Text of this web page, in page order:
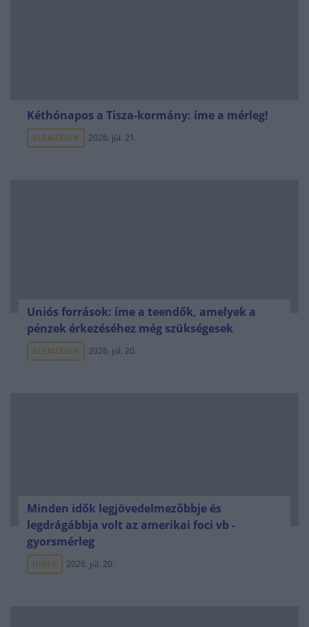
Kéthónapos a Tisza-kormány: íme a mérleg!
ELEMZÉSEK 2026. júl. 21.
Uniós források: íme a teendők, amelyek a
pénzek érkezéséhez még szükségesek
ELEMZÉSEK 2026. júl. 20.
Minden idők legjövedelmezőbbje és
legdrágábbja volt az amerikai foci vb -
gyorsmérleg
HÍREK 2026. júl. 20.